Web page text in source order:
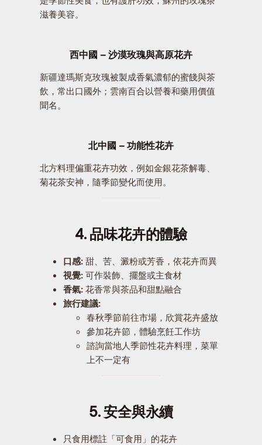
滋養美容。
西中國 – 沙漠玫瑰與高原花卉
新疆達瑪斯克玫瑰被製成香氣濃郁的蜜餞與茶
飲，常出口國外；雲南百合以營養和藥用價值
聞名。
北中國 – 功能性花卉
北方料理偏重花卉功效，例如金銀花茶解毒、
菊花茶安神，隨季節變化而使用。
4. 品味花卉的體驗
口感: 甜、苦、澱粉或芳香，依花卉而異
視覺: 可作裝飾、擺盤或主食材
香氣: 花香常與茶品和甜點融合
旅行建議:
春秋季節前往市場，欣賞花卉盛放
參加花卉節，體驗烹飪工作坊
諮詢當地人季節性花卉料理，菜單
上不一定有
5. 安全與永續
只食用標註「可食用」的花卉